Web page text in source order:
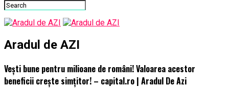
Aradul de AZI
Veşti bune pentru milioane de români! Valoarea acestor
beneficii creşte simţitor! – capital.ro | Aradul De Azi